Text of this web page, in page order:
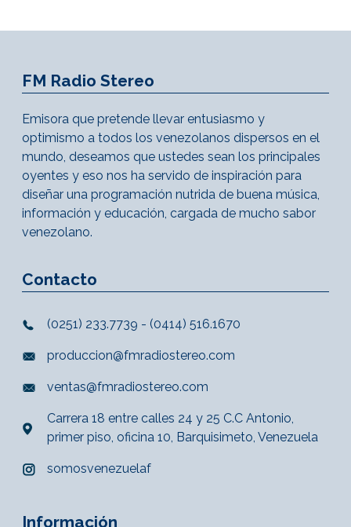
FM Radio Stereo
Emisora que pretende llevar entusiasmo y
optimismo a todos los venezolanos dispersos en el
mundo, deseamos que ustedes sean los principales
oyentes y eso nos ha servido de inspiración para
diseñar una programación nutrida de buena música,
información y educación, cargada de mucho sabor
venezolano.
Contacto
(0251) 233.7739 - (0414) 516.1670
produccion@fmradiostereo.com
ventas@fmradiostereo.com
Carrera 18 entre calles 24 y 25 C.C Antonio,
primer piso, oficina 10, Barquisimeto, Venezuela
somosvenezuelaf
Información